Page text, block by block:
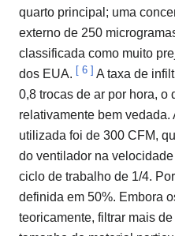
quarto principal; uma
externo de 250
classificada como muito
dos EUA. [ 6 ] A taxa de
0,8 trocas de ar por hora, o
relativamente bem vedada.
utilizada foi de 300 CFM,
do ventilador na
ciclo de trabalho de 1/4.
definida em 50%. Embora
teoricamente, filtrar mais